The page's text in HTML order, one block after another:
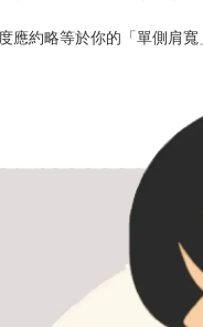
應約略等於你的「單側肩